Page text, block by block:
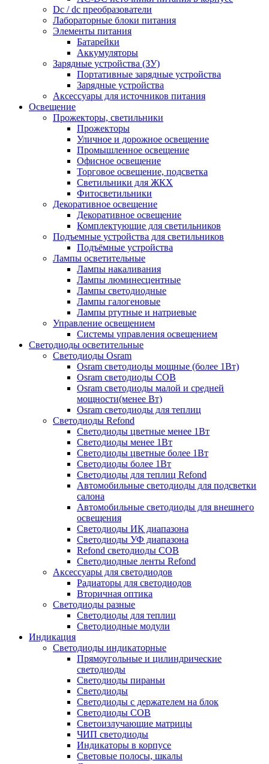
Dc / dc преобразователи
Лабораторные блоки питания
Элементы питания
Батарейки
Аккумуляторы
Зарядные устройства (ЗУ)
Портативные зарядные устройства
Зарядные устройства
Аксессуары для источников питания
Освещение
Прожекторы, светильники
Прожекторы
Уличное и дорожное освещение
Промышленное освещение
Офисное освещение
Торговое освещение, подсветка
Светильники для ЖКХ
Фитосветильники
Декоративное освещение
Декоративное освещение
Комплектующие для светильников
Подъемные устройства для светильников
Подъёмные устройства
Лампы осветительные
Лампы накаливания
Лампы люминесцентные
Лампы светодиодные
Лампы галогеновые
Лампы ртутные и натриевые
Управление освещением
Системы управления освещением
Светодиоды осветительные
Светодиоды Osram
Osram светодиоды мощные (более 1Вт)
Osram светодиоды COB
Osram светодиоды малой и средней
мощности(менее Вт)
Osram светодиоды для теплиц
Светодиоды Refond
Светодиоды цветные менее 1Вт
Светодиоды менее 1Вт
Светодиоды цветные более 1Вт
Светодиоды более 1Вт
Светодиоды для теплиц Refond
Автомобильные светодиоды для подсветки
салона
Автомобильные светодиоды для внешнего
освещения
Светодиоды ИК диапазона
Светодиоды УФ диапазона
Refond светодиоды COB
Светодиодные ленты Refond
Аксессуары для светодиодов
Радиаторы для светодиодов
Вторичная оптика
Светодиоды разные
Светодиоды для теплиц
Светодиодные модули
Индикация
Светодиоды индикаторные
Прямоугольные и цилиндрические
светодиоды
Светодиоды пираньи
Светодиоды
Светодиоды с держателем на блок
Светодиоды COB
Светоизлучающие матрицы
ЧИП светодиоды
Индикаторы в корпусе
Световые полосы, шкалы